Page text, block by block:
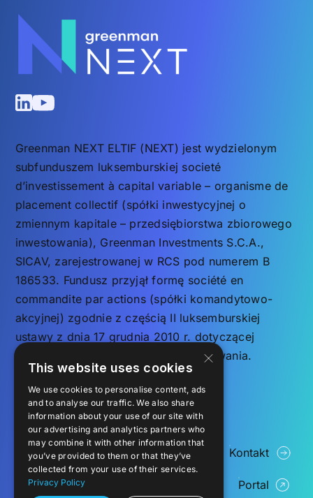
Greenman NEXT ELTIF (NEXT) jest wydzielonym
subfunduszem luksemburskiej societé
d’investissement à capital variable – organisme de
placement collectif (spółki inwestycyjnej o
zmiennym kapitale – przedsiębiorstwa zbiorowego
inwestowania), Greenman Investments S.C.A.,
SICAV, zarejestrowanej w RCS pod numerem B
186533. Fundusz przyjął formę société en
commandite par actions (spółki komandytowo-
akcyjnej) zgodnie z częścią II luksemburskiej
ustawy z dnia 17 grudnia 2010 r. dotyczącej
przedsiębiorstw zbiorowego inwestowania.
FAQ
Oświadczenie o ochronie
prywatności
Procedura rozpatrywania
skarg Warunki świadczenia
usług
Greenman Group
Kontakt
Portal
×
This website uses cookies
We use cookies to personalise content, ads
and to analyse our traffic. We also share
information about your use of our site with
our advertising and analytics partners who
may combine it with other information that
you’ve provided to them or that they’ve
collected from your use of their services.
Privacy Policy